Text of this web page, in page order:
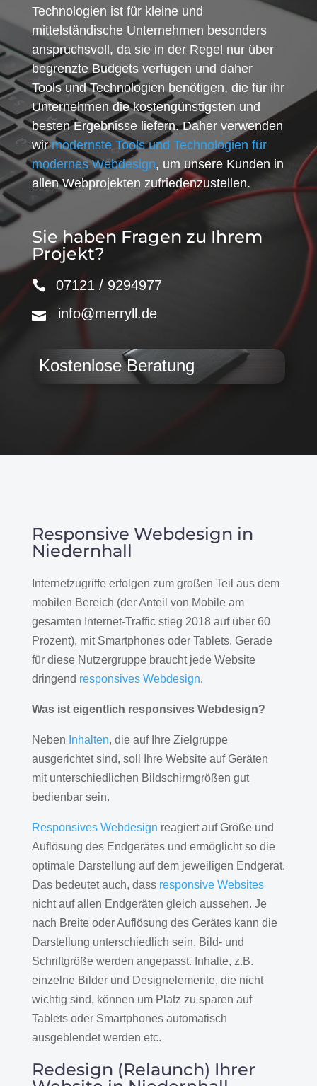
Technologien ist für kleine und
mittelständische Unternehmen besonders
anspruchsvoll, da sie in der Regel nur über
begrenzte Budgets verfügen und daher
Tools und Technologien benötigen, die für ihr
Unternehmen die kostengünstigsten und
besten Ergebnisse liefern. Daher verwenden
wirmodernste Tools und Technologien für
modernes Webdesign, um unsere Kunden in
allen Webprojekten zufriedenzustellen.
Sie haben Fragen zu Ihrem
Projekt?
07121 / 9294977
info@merryll.de
Kostenlose Beratung
Responsive Webdesign in
Niedernhall
Internetzugriffe erfolgen zum großen Teil aus dem
mobilen Bereich (der Anteil von Mobile am
gesamten Internet-Traffic stieg 2018 auf über 60
Prozent), mit Smartphones oder Tablets. Gerade
für diese Nutzergruppe braucht jede Website
dringend responsives Webdesign.
Was ist eigentlich responsives Webdesign?
Neben Inhalten, die auf Ihre Zielgruppe
ausgerichtet sind, soll Ihre Website auf Geräten
mit unterschiedlichen Bildschirmgrößen gut
bedienbar sein.
Responsives Webdesign reagiert auf Größe und
Auflösung des Endgerätes und ermöglicht so die
optimale Darstellung auf dem jeweiligen Endgerät.
Das bedeutet auch, dass responsive Websites
nicht auf allen Endgeräten gleich aussehen. Je
nach Breite oder Auflösung des Gerätes kann die
Darstellung unterschiedlich sein. Bild- und
Schriftgröße werden angepasst. Inhalte, z.B.
einzelne Bilder und Designelemente, die nicht
wichtig sind, können um Platz zu sparen auf
Tablets oder Smartphones automatisch
ausgeblendet werden etc.
Redesign (Relaunch) Ihrer